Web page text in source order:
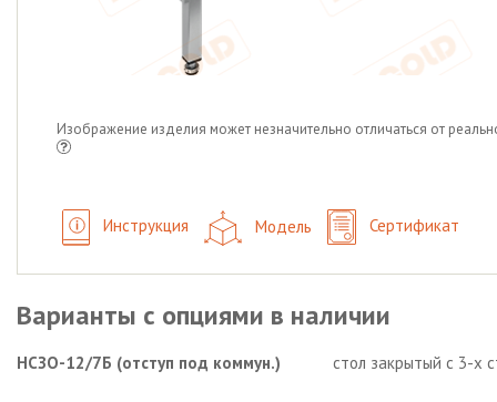
Изображение изделия может незначительно отличаться от
Инструкция Модель Сертификат
Варианты с опциями в наличии
НСЗО-12/7Б (отступ под коммун.) стол закрытый с 3-х